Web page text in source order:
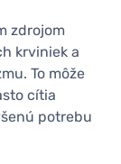
zdrojom
krviniek a
To môže
cítia
potrebu